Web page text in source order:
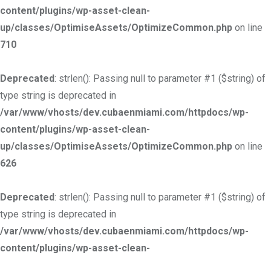
content/plugins/wp-asset-clean-
up/classes/OptimiseAssets/OptimizeCommon.php on line
710
Deprecated: strlen(): Passing null to parameter #1 ($string) of
type string is deprecated in
/var/www/vhosts/dev.cubaenmiami.com/httpdocs/wp-
content/plugins/wp-asset-clean-
up/classes/OptimiseAssets/OptimizeCommon.php on line
626
Deprecated: strlen(): Passing null to parameter #1 ($string) of
type string is deprecated in
/var/www/vhosts/dev.cubaenmiami.com/httpdocs/wp-
content/plugins/wp-asset-clean-